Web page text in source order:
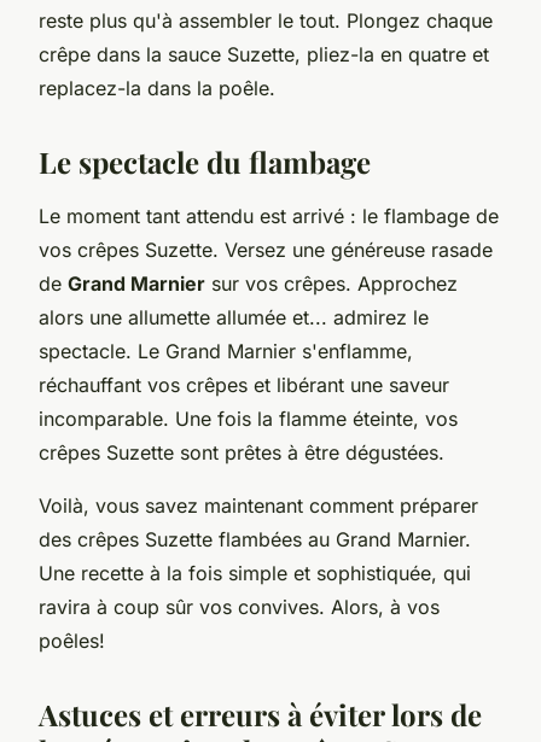
reste plus qu'à assembler le tout. Plongez chaque
crêpe dans la sauce Suzette, pliez-la en quatre et
replacez-la dans la poêle.
Le spectacle du flambage
Le moment tant attendu est arrivé : le flambage de
vos crêpes Suzette. Versez une généreuse rasade
de Grand Marnier sur vos crêpes. Approchez
alors une allumette allumée et... admirez le
spectacle. Le Grand Marnier s'enflamme,
réchauffant vos crêpes et libérant une saveur
incomparable. Une fois la flamme éteinte, vos
crêpes Suzette sont prêtes à être dégustées.
Voilà, vous savez maintenant comment préparer
des crêpes Suzette flambées au Grand Marnier.
Une recette à la fois simple et sophistiquée, qui
ravira à coup sûr vos convives. Alors, à vos
poêles!
Astuces et erreurs à éviter lors de